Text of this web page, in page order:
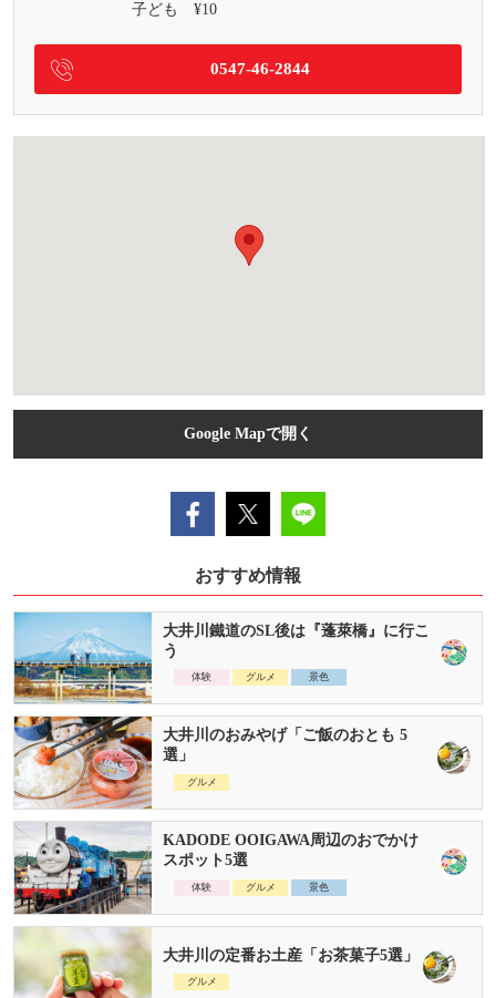
子ども ¥10
0547-46-2844
Google Mapで開く
おすすめ情報
大井川鐵道のSL後は『蓬萊橋』に行こ
う
体験 グルメ 景色
大井川のおみやげ「ご飯のおとも 5
選」
グルメ
KADODE OOIGAWA周辺のおでかけ
スポット5選
体験 グルメ 景色
大井川の定番お土産「お茶菓子5選」
グルメ